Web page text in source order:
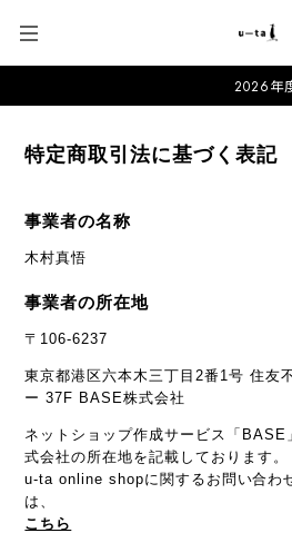
2026年
特定商取引法に基づく表記
事業者の名称
木村真悟
事業者の所在地
〒106-6237
東京都港区六本木三丁目2番1号 住友
ー 37F BASE株式会社
ネットショップ作成サービス「
式会社の所在地を記載しております。
u-ta online shopに関するお問い合わ
は、
こちら